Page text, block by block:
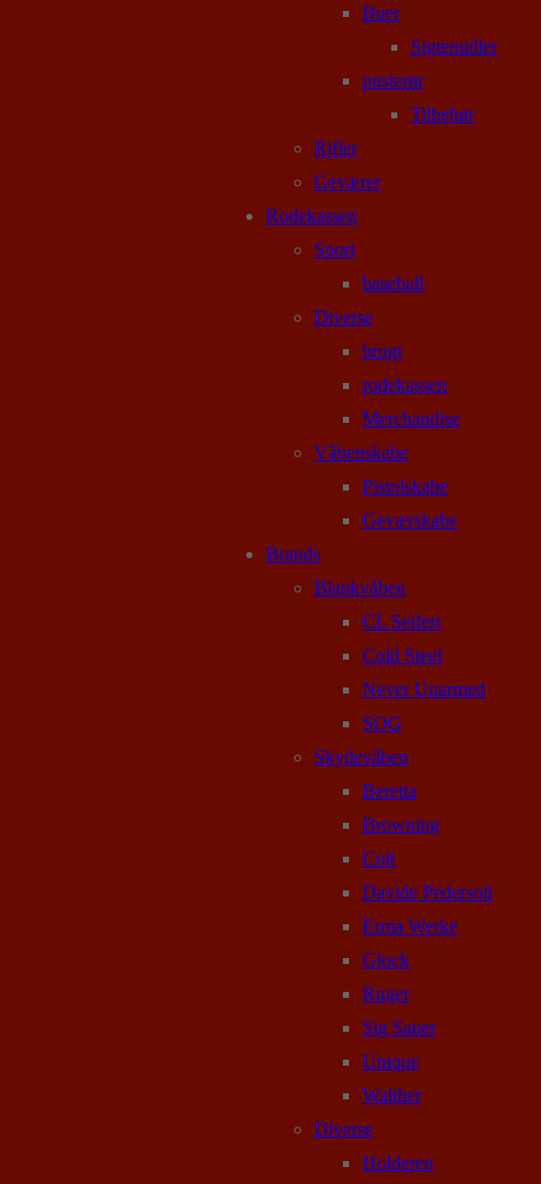
Buer
Sigtemidler
pusterør
Tilbehør
Rifler
Geværer
Rodekassen
Sport
baseball
Diverse
brugt
rodekassen
Merchandise
Våbenskabe
Pistolskabe
Geværskabe
Brands
Blankvåben
CL Seifert
Cold Steel
Never Unarmed
SOG
Skydevåben
Beretta
Browning
Colt
Davide Pedersoli
Erma Werke
Glock
Ruger
Sig Sauer
Unique
Walther
Diverse
Holderen